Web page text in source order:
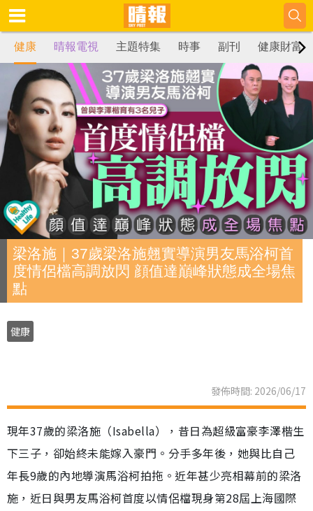
健康 晴報電視 主題特集 時事 副刊 健康財富
梁洛施｜37歲梁洛施翹實導演男友馬浴柯首
度情侶檔高調放閃 顔值達巔峰狀態成全場焦
點
健康
發佈時間: 2026/06/17
現年37歲的梁洛施（Isabella），昔日為超級富豪李澤楷生
下三子，卻始終未能嫁入豪門。分手多年後，她與比自己
年長9歲的內地導演馬浴柯拍拖。近年甚少亮相幕前的梁洛
施，近日與男友馬浴柯首度以情侶檔現身第28屆上海國際